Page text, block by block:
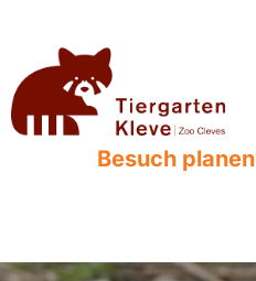
Besuch planen